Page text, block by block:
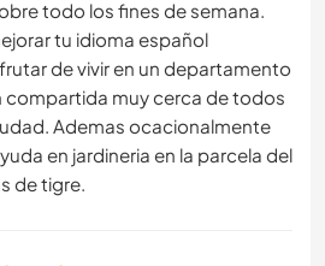
todo los fines de semana.
tu idioma español
de vivir en un departamento
muy cerca de todos
Ademas ocacionalmente
en jardineria en la parcela del
de tigre.